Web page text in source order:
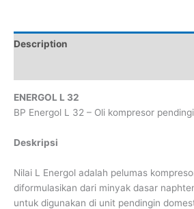
Description
ENERGOL L 32
BP Energol L 32 – Oli kompresor
Deskripsi
Nilai L Energol adalah pelumas
diformulasikan dari minyak dasar
untuk digunakan di unit pendingin